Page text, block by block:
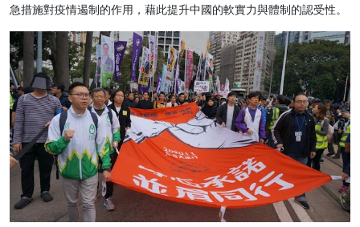
急措施對疫情遏制的作用，藉此提升中國的軟實力與體制的認受性。